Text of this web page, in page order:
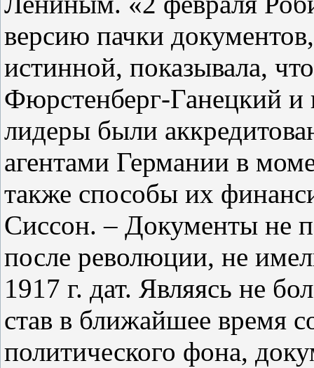
версию пачки
истинной, показывала,
Фюрстенберг‑Ганецкий и
лидеры были
агентами Германии в
также способы их
Сиссон. – Документы не
после революции, не
1917 г. дат. Являясь не
став в ближайшее время
политического фона,